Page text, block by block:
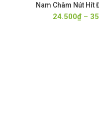
Nam Châm Nút Hít
24.500₫ –